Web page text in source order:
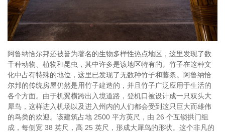
阿鲁纳恰尔邦还被誉为著名的生物多样性热点地区，这里发现了数
千种动物、植物和昆虫，其中许多是该地区特有的。竹子在这种文
化中占有特殊的地位，这里已发现了无数种竹子和藤条。阿鲁纳恰
尔邦的传统房屋仍然是用竹子建造的，并且竹子广泛应用于生活的
各个方面。由于机翼横跨出入境道路，登机口被设计成一只双头大
犀鸟，这样进入机场以及进入州内的人们都会受到这只巨大而雄伟
的鸟类的欢迎。该建筑占地 2500 平方英尺，由 26 个互锁拱门组
成，每侧宽 38 英尺，高 25 英尺，形成大犀鸟的形状。这个非凡的